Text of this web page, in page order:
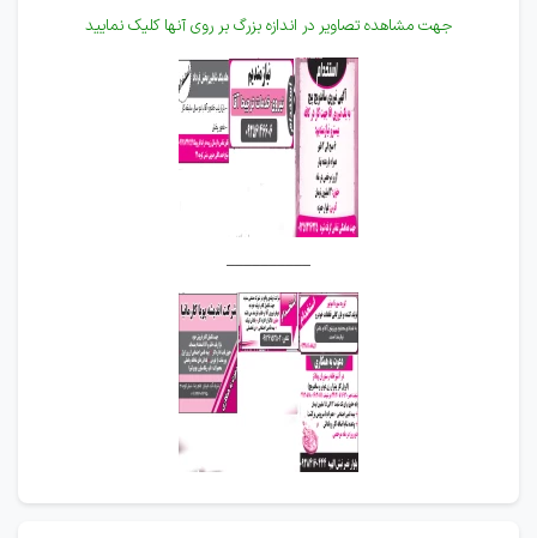
جهت مشاهده تصاویر در اندازه بزرگ بر روی آنها کلیک نمایید
__________